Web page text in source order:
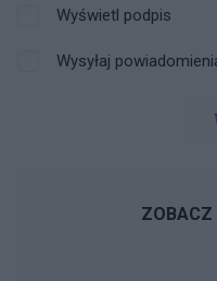
Wyświetl podpis
Wysyłaj
ZOBACZ